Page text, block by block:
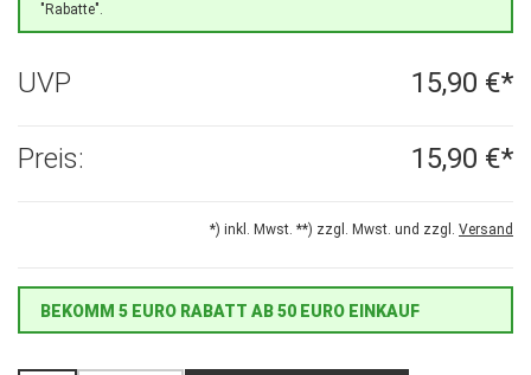
"Rabatte".
UVP 15,90 €*
Preis: 15,90 €*
*) inkl. Mwst. **) zzgl. Mwst. und zzgl. Versand
BEKOMM 5 EURO RABATT AB 50 EURO EINKAUF